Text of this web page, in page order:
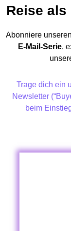
Reise als
Abonniere
E-Mail-Serie,
Trage dich ein
Newsletter
beim